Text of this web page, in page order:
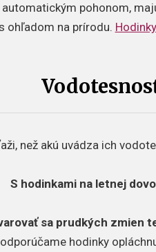
pohonom,
ohľadom na prírodu.
než akú uvádza ich
S hodinkami na letnej
sa prudkých zmien
hodinky